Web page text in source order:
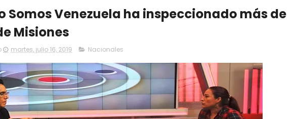
Somos Venezuela ha inspeccionado más de
Misiones
martes, julio 16, 2019 Nacionales